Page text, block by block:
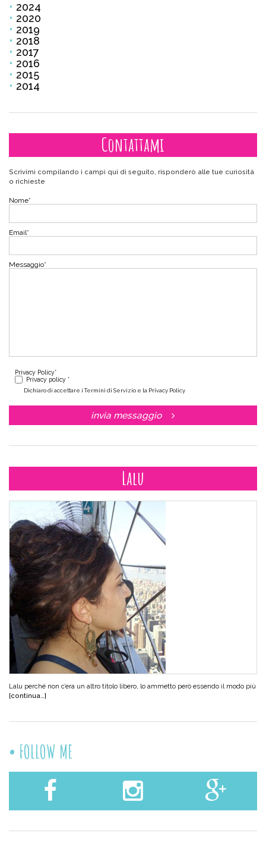
2024
2020
2019
2018
2017
2016
2015
2014
Contattami
Scrivimi compilando i campi qui di seguito, risponderò alle tue curiosità
o richieste
Nome*
Email*
Messaggio*
Privacy Policy*
Privacy policy *
Dichiaro di accettare i Termini di Servizio e la Privacy Policy
invia messaggio
Lalu
Lalu perché non c’era un altro titolo libero, lo ammetto però essendo il modo più
[continua…]
FOLLOW ME